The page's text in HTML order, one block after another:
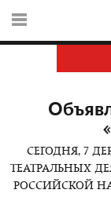
СЕГОДНЯ, 7
ТЕАТРАЛЬНЫХ
РОССИЙСКОЙ